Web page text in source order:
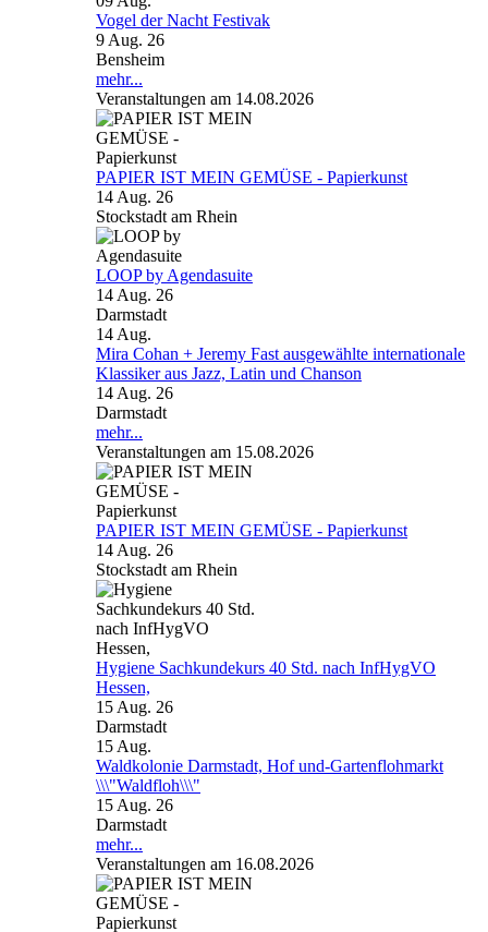
Vogel der Nacht Festivak
9 Aug. 26
Bensheim
mehr...
Veranstaltungen am 14.08.2026
PAPIER IST MEIN GEMÜSE - Papierkunst
14 Aug. 26
Stockstadt am Rhein
LOOP by Agendasuite
14 Aug. 26
Darmstadt
14Aug.
Mira Cohan + Jeremy Fast ausgewählte internationale
Klassiker aus Jazz, Latin und Chanson
14 Aug. 26
Darmstadt
mehr...
Veranstaltungen am 15.08.2026
PAPIER IST MEIN GEMÜSE - Papierkunst
14 Aug. 26
Stockstadt am Rhein
Hygiene Sachkundekurs 40 Std. nach InfHygVO
Hessen,
15 Aug. 26
Darmstadt
15Aug.
Waldkolonie Darmstadt, Hof und-Gartenflohmarkt
\\\"Waldfloh\\\"
15 Aug. 26
Darmstadt
mehr...
Veranstaltungen am 16.08.2026